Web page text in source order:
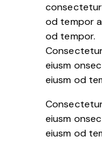
od tempor
od tempor.
eiusm
eiusm od
eiusm
eiusm od